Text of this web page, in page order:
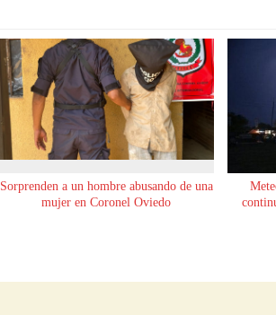
Sorprenden a un hombre abusando de una
mujer en Coronel Oviedo